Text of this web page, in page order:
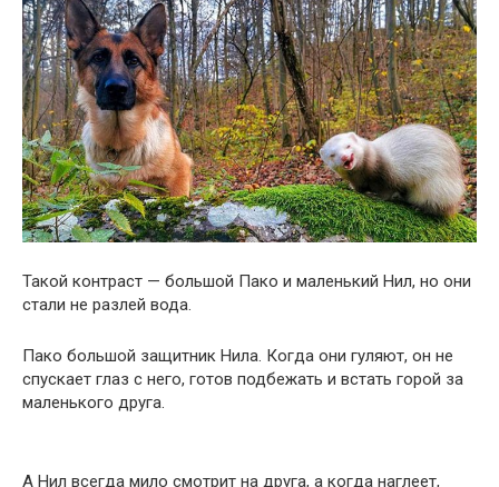
Такой контраст — большой Пако и маленький Нил, но они
стали не разлей вода.
Пако большой защитник Нила. Когда они гуляют, он не
спускает глаз с него, готов подбежать и встать горой за
маленького друга.
А Нил всегда мило смотрит на друга, а когда наглеет,